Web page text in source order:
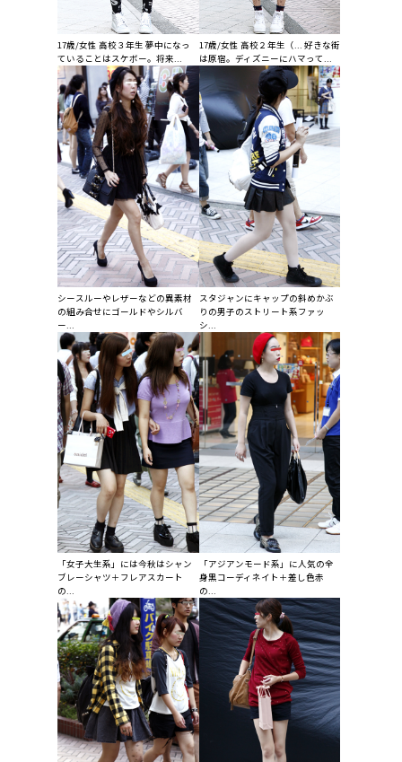
17歳/女性 高校３年生 夢中になっ
ていることはスケボー。将来...
17歳/女性 高校２年生（... 好きな街
は原宿。ディズニーにハマって...
シースルーやレザーなどの異素材
の組み合せにゴールドやシルバ
ー...
スタジャンにキャップの斜めかぶ
りの男子のストリート系ファッ
シ...
「女子大生系」には今秋はシャン
ブレーシャツ＋フレアスカート
の...
「アジアンモード系」に人気の全
身黒コーディネイト＋差し色赤
の...